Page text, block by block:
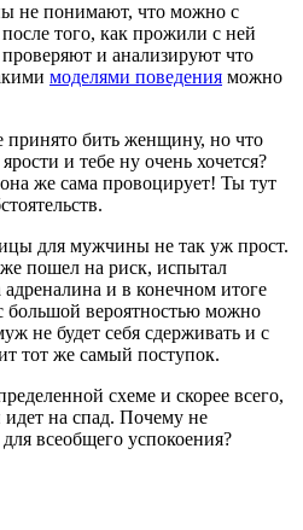
не понимают, что можно с
того, как прожили с ней
и анализируют что
моделями поведения можно
принято бить женщину, но что
ярости и тебе ну очень хочется?
же сама провоцирует! Ты тут
для мужчины не так уж прост.
пошел на риск, испытал
и в конечном итоге
большой вероятностью можно
не будет себя сдерживать и с
тот же самый поступок.
схеме и скорее всего,
идет на спад. Почему не
всеобщего успокоения?